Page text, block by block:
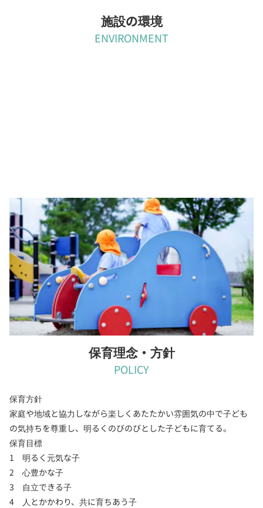
施設の環境
ENVIRONMENT
広い園庭
広い園庭と木材を十分に使った温かい雰囲気の園舎で活動的に遊
んでいます。
保育理念・方針
POLICY
保育方針
家庭や地域と協力しながら楽しくあたたかい雰囲気の中で子ども
の気持ちを尊重し、明るくのびのびとした子どもに育てる。
保育目標
1 明るく元気な子
2 心豊かな子
3 自立できる子
4 人とかかわり、共に育ちあう子